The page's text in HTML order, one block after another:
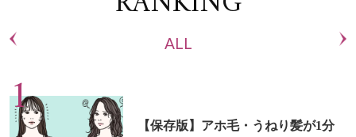
ALL
【保存版】アホ毛・うねり髪が1分